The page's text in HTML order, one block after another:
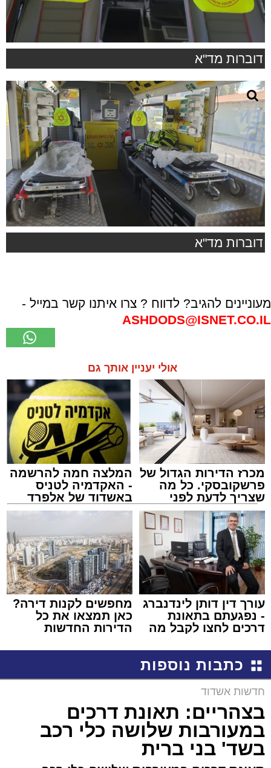
דוברות מד"א
דוברות מד"א
מעוניינים להגיב? לדווח ? צרו איתנו קשר במייל -
ASHDODS@ISNET.CO.IL
אולי יעניין אותך גם
מכרז הדירות הגדול של
פרשקובסקי. כל מה
שצריך לדעת לפני
שמגישים הצעה לדירה
באשדוד
המלצה חמה להרשמה
- האקדמיה לטניס
באשדוד של אלפרד
קריאולנסקי - לילדים
עורך דין דותן לינדנברג
- נפגעתם בתאונת
דרכים לחצו לקבל מה
מחפשים לקנות דירה?
כאן תמצאו את כל
הדירות החדשות
כתבות נוספות
חדשות אשדוד
בצהריים: תאונת דרכים
במעורבות שלושה כלי רכב
בשד' בני ברית